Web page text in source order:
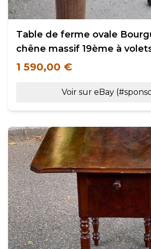
Table de ferme ovale
chêne massif 19ème à
1 590,00 €
Voir sur eBay